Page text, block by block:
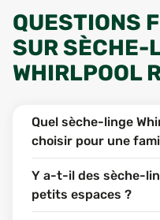
QUESTIONS
SUR SÈCHE-
WHIRLPOOL
Quel sèche-linge
choisir pour une
Y a-t-il des sèche-
petits espaces ?